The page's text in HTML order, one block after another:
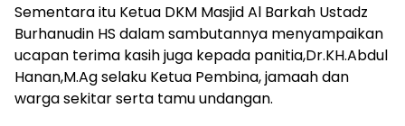
Sementara itu Ketua DKM Masjid Al Barkah Ustadz
Burhanudin HS dalam sambutannya menyampaikan
ucapan terima kasih juga kepada panitia,Dr.KH.Abdul
Hanan,M.Ag selaku Ketua Pembina, jamaah dan
warga sekitar serta tamu undangan.